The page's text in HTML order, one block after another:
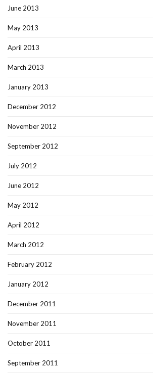
June 2013
May 2013
April 2013
March 2013
January 2013
December 2012
November 2012
September 2012
July 2012
June 2012
May 2012
April 2012
March 2012
February 2012
January 2012
December 2011
November 2011
October 2011
September 2011